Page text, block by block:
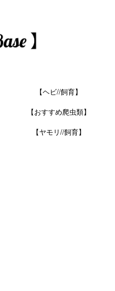
【ヘビ//飼育】
【おすすめ爬虫類】
【ヤモリ//飼育】